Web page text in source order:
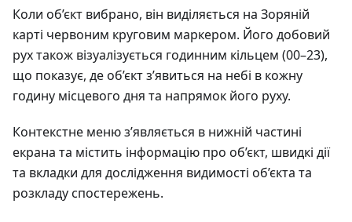
Коли об’єкт вибрано, він виділяється на Зоряній
карті червоним круговим маркером. Його добовий
рух також візуалізується годинним кільцем (00–23),
що показує, де об’єкт з’явиться на небі в кожну
годину місцевого дня та напрямок його руху.
Контекстне меню з’являється в нижній частині
екрана та містить інформацію про об’єкт, швидкі дії
та вкладки для дослідження видимості об’єкта та
розкладу спостережень.